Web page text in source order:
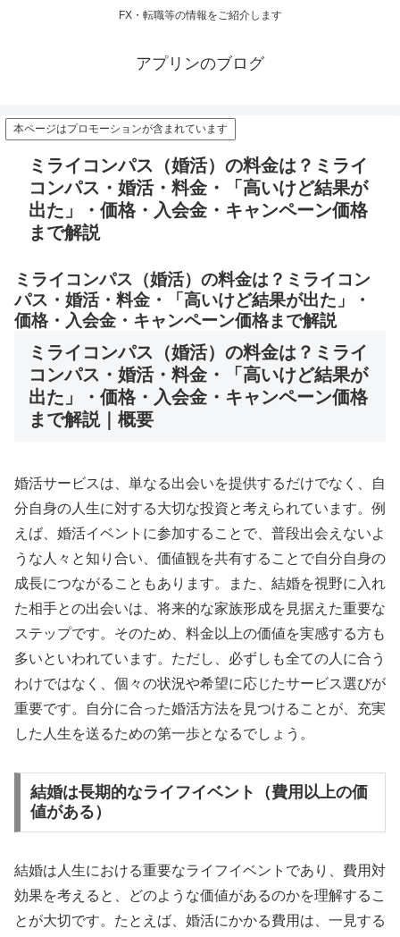
FX・転職等の情報をご紹介します
アプリンのブログ
本ページはプロモーションが含まれています
ミライコンパス（婚活）の料金は？ミライ
コンパス・婚活・料金・「高いけど結果が
出た」・価格・入会金・キャンペーン価格
まで解説
ミライコンパス（婚活）の料金は？ミライコン
パス・婚活・料金・「高いけど結果が出た」・
価格・入会金・キャンペーン価格まで解説
ミライコンパス（婚活）の料金は？ミライ
コンパス・婚活・料金・「高いけど結果が
出た」・価格・入会金・キャンペーン価格
まで解説｜概要
婚活サービスは、単なる出会いを提供するだけでなく、自
分自身の人生に対する大切な投資と考えられています。例
えば、婚活イベントに参加することで、普段出会えないよ
うな人々と知り合い、価値観を共有することで自分自身の
成長につながることもあります。また、結婚を視野に入れ
た相手との出会いは、将来的な家族形成を見据えた重要な
ステップです。そのため、料金以上の価値を実感する方も
多いといわれています。ただし、必ずしも全ての人に合う
わけではなく、個々の状況や希望に応じたサービス選びが
重要です。自分に合った婚活方法を見つけることが、充実
した人生を送るための第一歩となるでしょう。
結婚は長期的なライフイベント（費用以上の価
値がある）
結婚は人生における重要なライフイベントであり、費用対
効果を考えると、どのような価値があるのかを理解するこ
とが大切です。たとえば、婚活にかかる費用は、一見する